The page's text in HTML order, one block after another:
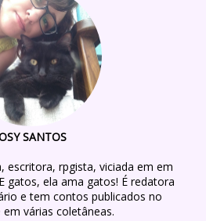
SANTOS
escritora, rpgista, viciada em em
gatos, ela ama gatos! É redatora
e tem contos publicados no
várias coletâneas.